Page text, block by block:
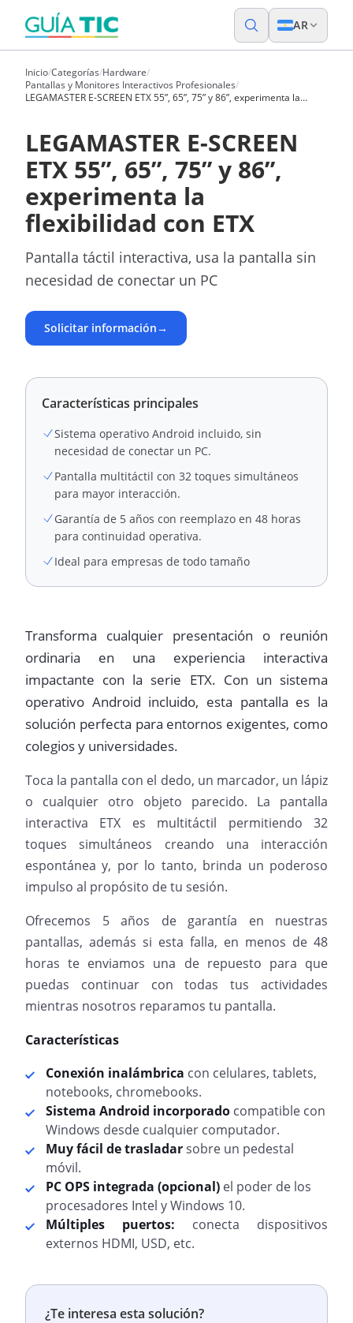
AR
Inicio/Categorías/Hardware/
Pantallas y Monitores Interactivos Profesionales/
LEGAMASTER E-SCREEN ETX 55”, 65”, 75” y 86”, experimenta la
LEGAMASTER E-SCREEN
ETX 55”, 65”, 75” y 86”,
experimenta la
flexibilidad con ETX
Pantalla táctil interactiva, usa la pantalla sin
necesidad de conectar un PC
Solicitar información→
Características principales
Sistema operativo Android incluido, sin
necesidad de conectar un PC.
Pantalla multitáctil con 32 toques simultáneos
para mayor interacción.
Garantía de 5 años con reemplazo en 48 horas
para continuidad operativa.
Ideal para empresas de todo tamaño
Transforma cualquier presentación o reunión
ordinaria en una experiencia interactiva
impactante con la serie ETX. Con un sistema
operativo Android incluido, esta pantalla es la
solución perfecta para entornos exigentes, como
colegios y universidades.
Toca la pantalla con el dedo, un marcador, un lápiz
o cualquier otro objeto parecido. La pantalla
interactiva ETX es multitáctil permitiendo 32
toques simultáneos creando una interacción
espontánea y, por lo tanto, brinda un poderoso
impulso al propósito de tu sesión.
Ofrecemos 5 años de garantía en nuestras
pantallas, además si esta falla, en menos de 48
horas te enviamos una de repuesto para que
puedas continuar con todas tus actividades
mientras nosotros reparamos tu pantalla.
Características
Conexión inalámbrica con celulares, tablets,
notebooks, chromebooks.
Sistema Android incorporadocompatible con
Windows desde cualquier computador.
Muy fácil de trasladarsobre un pedestal
móvil.
PC OPS integrada (opcional)el poder de los
procesadores Intel y Windows 10.
Múltiples puertos: conecta dispositivos
externos HDMI, USD, etc.
¿Te interesa esta solución?